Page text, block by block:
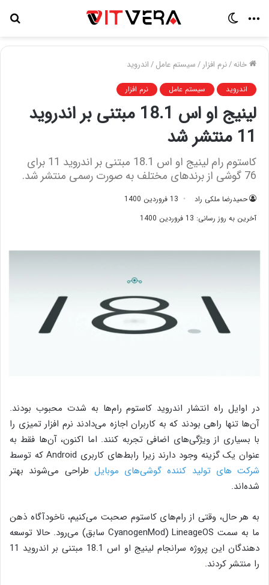
منو
خانه/نرم افزار/سیستم عامل/اندروید
اندروید سیستم عامل نرم افزار
لینیج او اس 18.1 مبتنی بر اندروید
11 منتشر شد
کاستوم رام لینیج او اس 18.1 مبتنی بر اندروید 11 برای
76 گوشی از برند‌های مختلف به صورت رسمی منتشر شد.
حمیدرضا ملکی راد
13 فروردین 1400
آخرین به روز رسانی: 13 فروردین 1400
در اوایل راه انتشار اندروید کاستوم رام‌ها به شدت محبوب بودند.
آن‌ها تنها راهی بودند که به کاربران اجازه می‌دادند نرم افزار تمیزی را
با بسیاری از ویژگی‌های اضافی تجربه کنند. اما اکنون، آن‌ها فقط به
عنوان یک گزینه وجود دارند زیرا رابط‌های کاربری Android که توسط
شرکت های تولید کننده گوشی‌های موبایل طراحی می‌شوند بهتر
شده‌اند.
به هر حال، وقتی از رام‌های کاستوم صحبت می‌کنیم، ناخودآگاه ذهن
ما به سمت LineageOS (CyanogenMod سابق) می‌رود. حالا توسعه
دهندگان این پروژه سرانجام لینیج او اس 18.1 مبتنی بر اندروید 11
را منتشر کردند.